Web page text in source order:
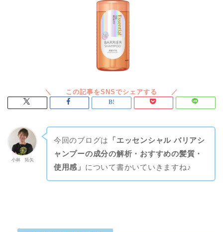
小林 拓矢
今回のブログは
「エッセンシャル バリアシ
ャンプーの成分の解析・おすすめの髪質・
使用感」 について書かいていきますね♪